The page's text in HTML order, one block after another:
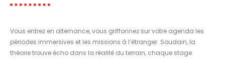
Vous entrez en alternance, vous griffonnez sur votre agenda les
périodes immersives et les missions à l’étranger. Soudain, la
théorie trouve écho dans la réalité du terrain, chaque stage